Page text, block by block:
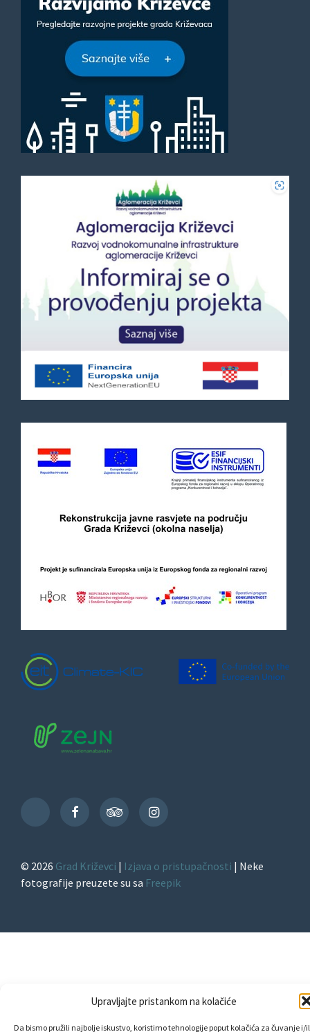
Upravljajte pristankom na kolačiće
Da bismo pružili najbolje iskustvo, koristimo tehnologije poput kolačića za čuvanje i/
TikTok
FacebookTripAdvisorInstagram
© 2026 Grad Križevci | Izjava o pristupačnosti | Neke
fotografije preuzete su sa Freepik